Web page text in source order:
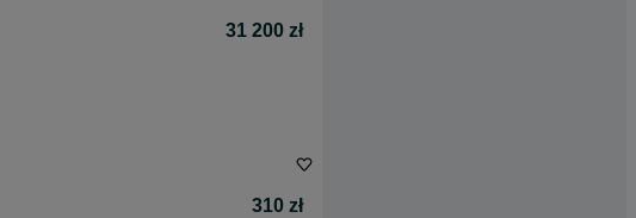
31 200 zł
310 zł